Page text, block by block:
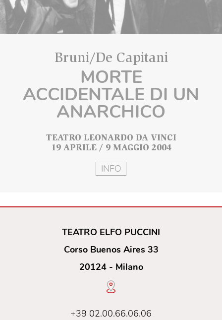
Bruni/De Capitani
MORTE
ACCIDENTALE DI UN
ANARCHICO
TEATRO LEONARDO DA VINCI
19 APRILE / 9 MAGGIO 2004
INFO
TEATRO ELFO PUCCINI
Corso Buenos Aires 33
20124 - Milano
+39 02.00.66.06.06